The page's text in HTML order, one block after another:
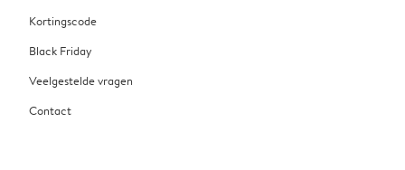
Kortingscode
Black Friday
Veelgestelde vragen
Contact